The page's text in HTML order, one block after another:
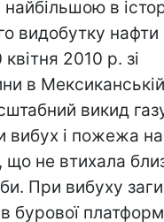
в
видобутку
2010 р. зі
в Мексиканській
викид
вибух і пожежа на
що не втихала
При вибуху
бурової